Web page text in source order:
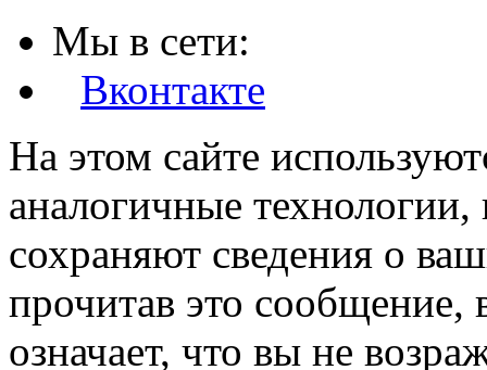
Мы в сети:
Вконтакте
На этом сайте
аналогичные технологии,
сохраняют сведения о
прочитав это сообщение,
означает, что вы не